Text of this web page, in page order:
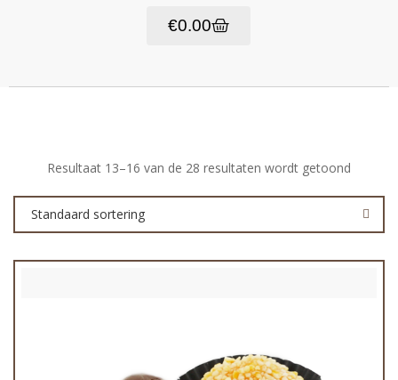
€0.00
Resultaat 13–16 van de 28 resultaten wordt getoond
Standaard sortering